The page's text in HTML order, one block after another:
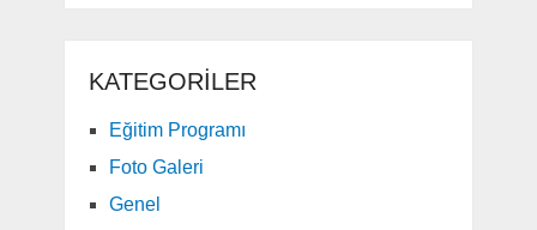
KATEGORILER
Eğitim Programı
Foto Galeri
Genel